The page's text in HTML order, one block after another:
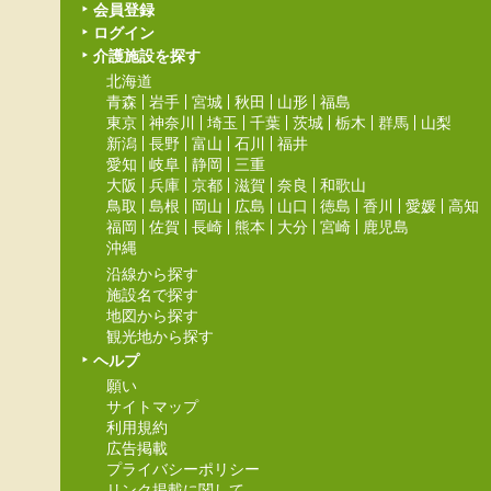
会員登録
ログイン
介護施設を探す
北海道
青森
岩手 宮城 秋田 山形
福島
東京
神奈川 埼玉 千葉 茨城 栃木 群馬
山梨
新潟
長野 富山 石川
福井
愛知
岐阜 静岡
三重
大阪
兵庫 京都 滋賀 奈良
和歌山
鳥取
島根 岡山 広島 山口 徳島 香川 愛媛
高知
福岡
佐賀 長崎 熊本 大分 宮崎
鹿児島
沖縄
沿線から探す
施設名で探す
地図から探す
観光地から探す
ヘルプ
願い
サイトマップ
利用規約
広告掲載
プライバシーポリシー